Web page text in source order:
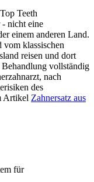
Teeth
- nicht eine
einem anderen Land.
vom klassischen
reisen und dort
vollständig
nach
des
Artikel Zahnersatz aus
für